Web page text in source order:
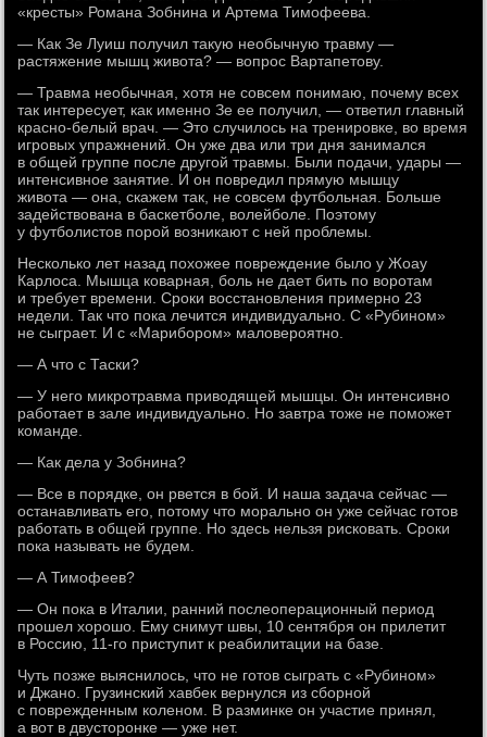
«кресты» Романа Зобнина и Артема Тимофеева.
— Как Зе Луиш получил такую необычную травму —
растяжение мышц живота? — вопрос Вартапетову.
— Травма необычная, хотя не совсем понимаю, почему всех
так интересует, как именно Зе ее получил, — ответил главный
красно-белый врач. — Это случилось на тренировке, во время
игровых упражнений. Он уже два или три дня занимался
в общей группе после другой травмы. Были подачи, удары —
интенсивное занятие. И он повредил прямую мышцу
живота — она, скажем так, не совсем футбольная. Больше
задействована в баскетболе, волейболе. Поэтому
у футболистов порой возникают с ней проблемы.
Несколько лет назад похожее повреждение было у Жоау
Карлоса. Мышца коварная, боль не дает бить по воротам
и требует времени. Сроки восстановления примерно 23
недели. Так что пока лечится индивидуально. С «Рубином»
не сыграет. И с «Марибором» маловероятно.
— А что с Таски?
— У него микротравма приводящей мышцы. Он интенсивно
работает в зале индивидуально. Но завтра тоже не поможет
команде.
— Как дела у Зобнина?
— Все в порядке, он рвется в бой. И наша задача сейчас —
останавливать его, потому что морально он уже сейчас готов
работать в общей группе. Но здесь нельзя рисковать. Сроки
пока называть не будем.
— А Тимофеев?
— Он пока в Италии, ранний послеоперационный период
прошел хорошо. Ему снимут швы, 10 сентября он прилетит
в Россию, 11-го приступит к реабилитации на базе.
Чуть позже выяснилось, что не готов сыграть с «Рубином»
и Джано. Грузинский хавбек вернулся из сборной
с поврежденным коленом. В разминке он участие принял,
а вот в двусторонке — уже нет.